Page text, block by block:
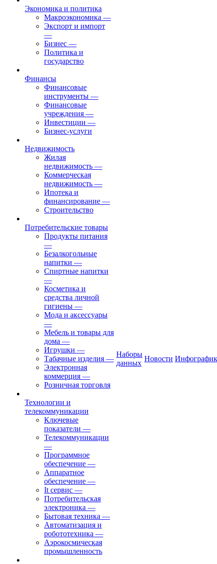
Экономика и политика
Макроэкономика —
Экспорт и импорт
—
Бизнес —
Политика и
государство
Финансы
Финансовые
инструменты —
Финансовые
учреждения —
Инвестиции —
Бизнес-услуги
Недвижимость
Жилая
недвижимость —
Коммерческая
недвижимость —
Ипотека и
финансирование —
Строительство
Потребительские товары
Продукты питания
—
Безалкогольные
напитки —
Спиртные напитки
—
Косметика и
средства личной
гигиены —
Мода и аксессуары
—
Мебель и товары для
дома —
Игрушки —
Табачные изделия —
Электронная
коммерция —
Розничная торговля
Технологии и
телекоммуникации
Ключевые
показатели —
Телекоммуникации
—
Программное
обеспечение —
Аппаратное
обеспечение —
It сервис —
Потребительская
электроника —
Бытовая техника —
Автоматизация и
робототехника —
Аэрокосмическая
промышленность
Наборы
данных
Новости